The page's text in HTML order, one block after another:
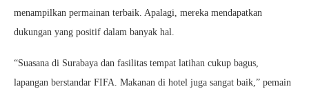
menampilkan permainan terbaik. Apalagi, mereka mendapatkan
dukungan yang positif dalam banyak hal.
“Suasana di Surabaya dan fasilitas tempat latihan cukup bagus,
lapangan berstandar FIFA. Makanan di hotel juga sangat baik,” pemain